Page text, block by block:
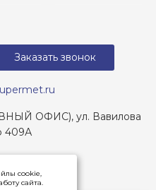
ОФИС), ул. Вавилова
409А
Заказать звонок
cookie,
сайта.